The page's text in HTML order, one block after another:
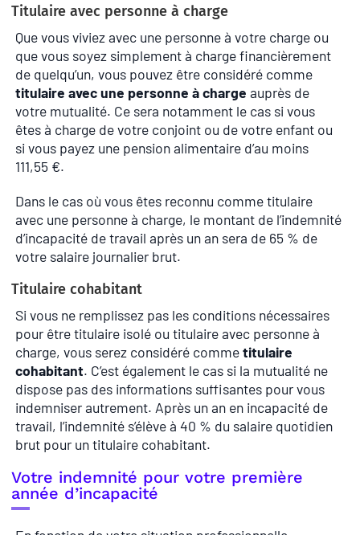
Titulaire avec personne à charge
Que vous viviez avec une personne à votre charge ou
que vous soyez simplement à charge financièrement
de quelqu’un, vous pouvez être considéré comme
titulaire avec une personne à charge auprès de
votre mutualité. Ce sera notamment le cas si vous
êtes à charge de votre conjoint ou de votre enfant ou
si vous payez une pension alimentaire d’au moins
111,55 €.
Dans le cas où vous êtes reconnu comme titulaire
avec une personne à charge, le montant de l’indemnité
d’incapacité de travail après un an sera de 65 % de
votre salaire journalier brut.
Titulaire cohabitant
Si vous ne remplissez pas les conditions nécessaires
pour être titulaire isolé ou titulaire avec personne à
charge, vous serez considéré commetitulaire
cohabitant. C’est également le cas si la mutualité ne
dispose pas des informations suffisantes pour vous
indemniser autrement. Après un an en incapacité de
travail, l’indemnité s’élève à 40 % du salaire quotidien
brut pour un titulaire cohabitant.
Votre indemnité pour votre première
année d’incapacité